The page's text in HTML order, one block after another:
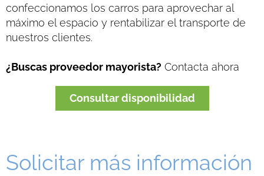
confeccionamos los carros para aprovechar al
máximo el espacio y rentabilizar el transporte de
nuestros clientes.
¿Buscas proveedor mayorista? Contacta ahora
Consultar disponibilidad
Solicitar más información